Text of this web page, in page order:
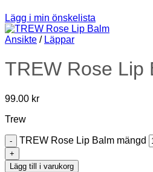
Lägg i min önskelista
Ansikte / Läppar
TREW Rose Lip
99.00 kr
Trew
TREW Rose Lip Balm mängd
Lägg till i varukorg